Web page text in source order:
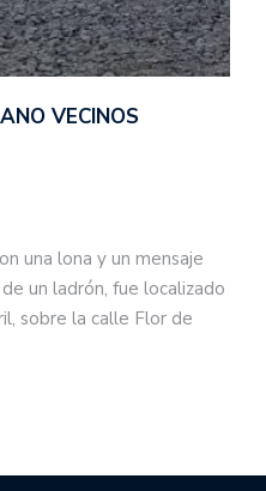
VECINOS
una lona y un mensaje
un ladrón, fue localizado
sobre la calle Flor de